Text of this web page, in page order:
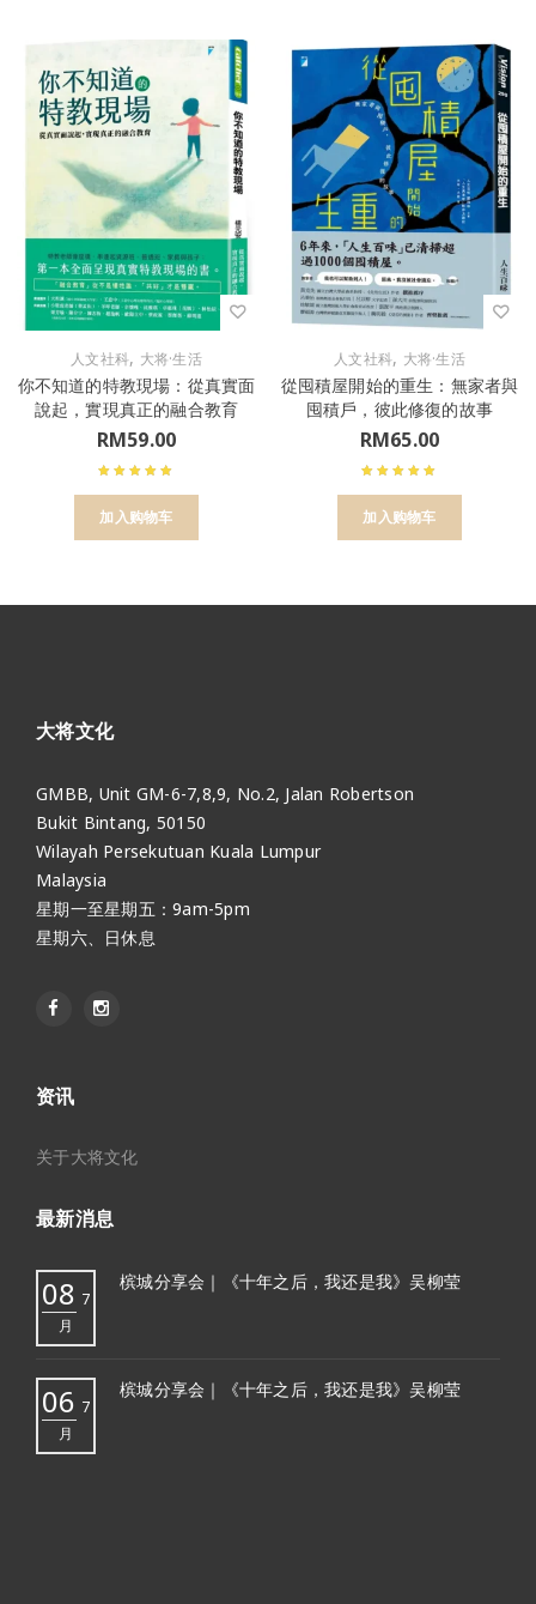
人文社科, 大将·生活
你不知道的特教現場：從真實面
說起，實現真正的融合教育
RM59.00
加入购物车
人文社科, 大将·生活
從囤積屋開始的重生：無家者與
囤積戶，彼此修復的故事
RM65.00
加入购物车
大将文化
GMBB, Unit GM-6-7,8,9, No.2, Jalan Robertson
Bukit Bintang, 50150
Wilayah Persekutuan Kuala Lumpur
Malaysia
星期一至星期五：9am-5pm
星期六、日休息
资讯
关于大将文化
最新消息
08 7
月
槟城分享会｜《十年之后，我还是我》吴柳莹
06 7
月
槟城分享会｜《十年之后，我还是我》吴柳莹